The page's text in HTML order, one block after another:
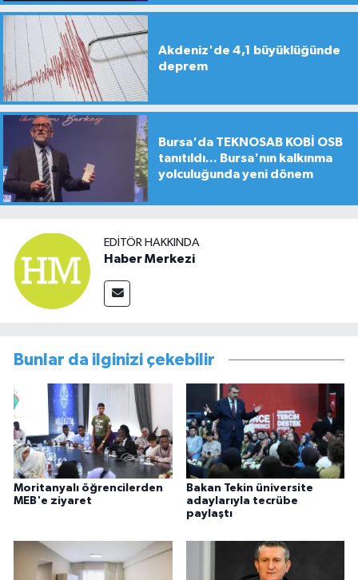
Akdeniz'de 4,1 büyüklüğünde
deprem
Bursa'da TEKNOSAB KOBİ OSB
tanıtıldı... Bursa'nın kalkınma
yolculuğunda yeni dönem
EDITÖR HAKKINDA
Haber Merkezi
Bunlar da ilginizi çekebilir
Moritanyalı öğrencilerden
MEB'e ziyaret
Bakan Tekin üniversite
adaylarıyla tecrübe
paylaştı